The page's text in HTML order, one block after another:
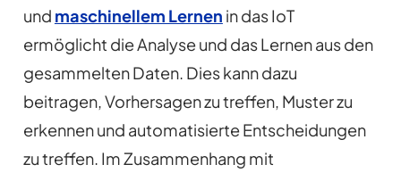
und maschinellem Lernen in das IoT
ermöglicht die Analyse und das Lernen aus den
gesammelten Daten. Dies kann dazu
beitragen, Vorhersagen zu treffen, Muster zu
erkennen und automatisierte Entscheidungen
zu treffen. Im Zusammenhang mit